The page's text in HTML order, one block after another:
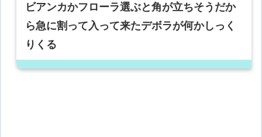
ビアンカかフローラ選ぶと角が立ちそうだか
ら急に割って入って来たデボラが何かしっく
りくる